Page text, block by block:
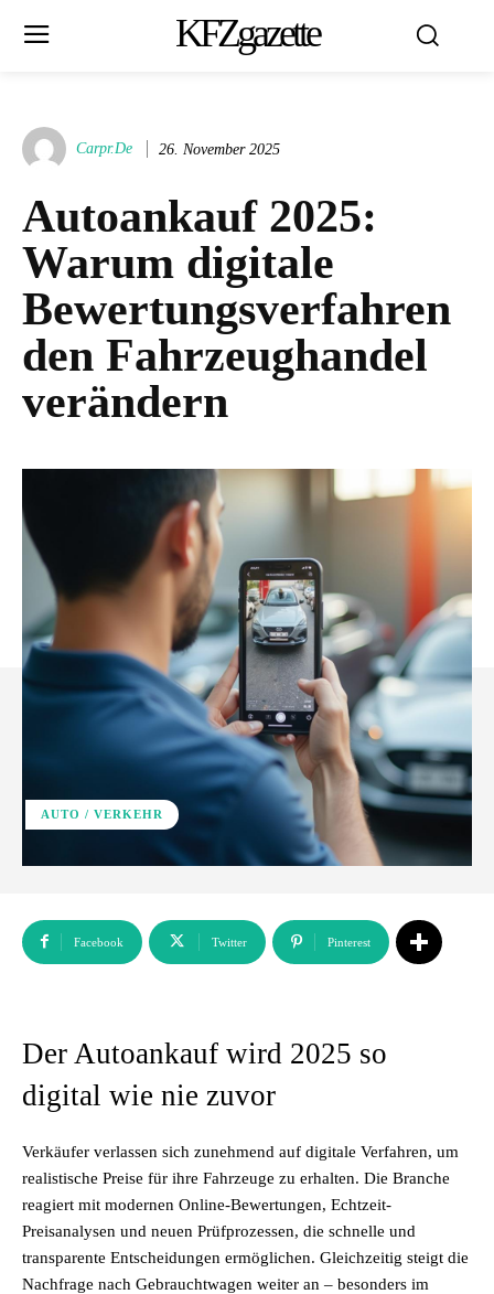
KFZgazette
Carpr.de 26. November 2025
Autoankauf 2025:
Warum digitale
Bewertungsverfahren
den Fahrzeughandel
verändern
AUTO / VERKEHR
Facebook Twitter Pinterest
Der Autoankauf wird 2025 so
digital wie nie zuvor
Verkäufer verlassen sich zunehmend auf digitale Verfahren, um
realistische Preise für ihre Fahrzeuge zu erhalten. Die Branche
reagiert mit modernen Online-Bewertungen, Echtzeit-
Preisanalysen und neuen Prüfprozessen, die schnelle und
transparente Entscheidungen ermöglichen. Gleichzeitig steigt die
Nachfrage nach Gebrauchtwagen weiter an – besonders im